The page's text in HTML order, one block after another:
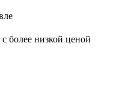
более низкой ценой